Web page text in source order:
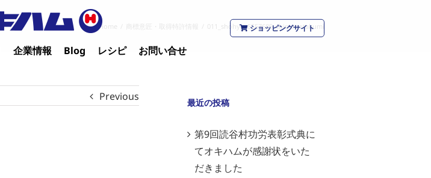
ショッピングサイト
企業情報 Blog レシピ お問い合せ
Home 商標意匠・取得特許情報 011_shohyo_5557689_shimanotakumi
Previous 最近の投稿
第9回読谷村功労表彰式典に
てオキハムが感謝状をいた
だきました